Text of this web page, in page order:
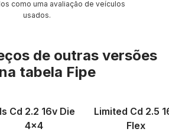
como uma avaliação de veículos
usados.
de outras versões
na tabela Fipe
Cd 2.2 16v Die
4x4
Limited Cd 2.5
Flex